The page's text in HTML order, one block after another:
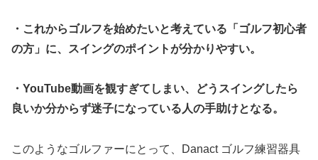
・これからゴルフを始めたいと考えている「ゴルフ初心者
の方」に、スイングのポイントが分かりやすい。
・YouTube動画を観すぎてしまい、どうスイングしたら
良いか分からず迷子になっている人の手助けとなる。
このようなゴルファーにとって、Danact ゴルフ練習器具